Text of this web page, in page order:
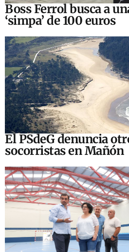
Boss Ferrol busca a
‘simpa’ de 100 euros
El PSdeG denuncia
socorristas en Mañón